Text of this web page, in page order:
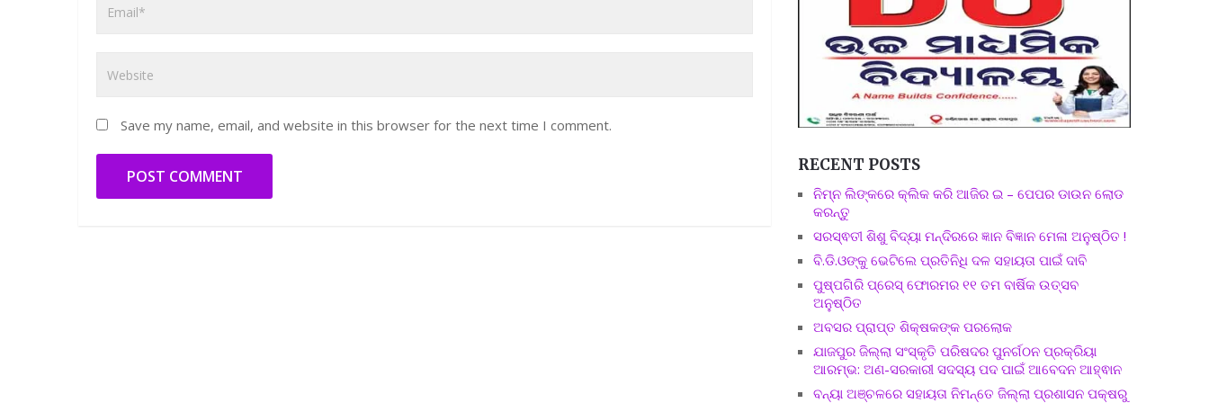
Save my name, email, and website in this browser for the next time I comment.
RECENT POSTS
ନିମ୍ନ ଲିଙ୍କରେ କ୍ଲିକ କରି ଆଜିର ଇ – ପେପର ଡାଉନ ଲୋଡ
କରନ୍ତୁ
ସରସ୍ଵତୀ ଶିଶୁ ବିଦ୍ୟା ମନ୍ଦିରରେ ଜ୍ଞାନ ବିଜ୍ଞାନ ମେଳା ଅନୁଷ୍ଠିତ !
ବି.ଡି.ଓଙ୍କୁ ଭେଟିଲେ ପ୍ରତିନିଧି ଦଳ ସହାୟତା ପାଇଁ ଦାବି
ପୁଷ୍ପଗିରି ପ୍ରେସ୍ ଫୋରମର ୧୧ ତମ ବାର୍ଷିକ ଉତ୍ସବ
ଅନୁଷ୍ଠିତ
ଅବସର ପ୍ରାପ୍ତ ଶିକ୍ଷକଙ୍କ ପରଲୋକ
ଯାଜପୁର ଜିଲ୍ଲା ସଂସ୍କୃତି ପରିଷଦର ପୁନର୍ଗଠନ ପ୍ରକ୍ରିୟା
ଆରମ୍ଭ: ଅଣ-ସରକାରୀ ସଦସ୍ୟ ପଦ ପାଇଁ ଆବେଦନ ଆହ୍ଵାନ
ବନ୍ୟା ଅଞ୍ଚଳରେ ସହାୟତା ନିମନ୍ତେ ଜିଲ୍ଲା ପ୍ରଶାସନ ପକ୍ଷରୁ